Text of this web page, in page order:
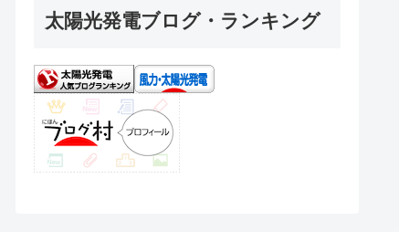
太陽光発電ブログ・ランキング